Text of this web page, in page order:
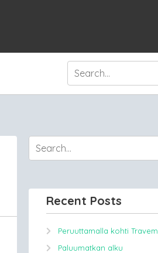
Recent Posts
Peruuttamalla kohti
Paluumatkan alku